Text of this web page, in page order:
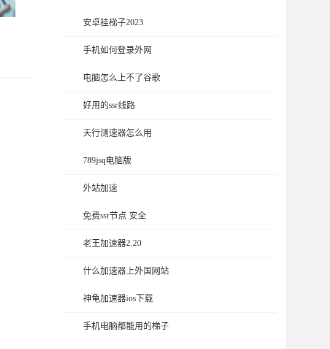
安卓挂梯子2023
手机如何登录外网
电脑怎么上不了谷歌
好用的ssr线路
天行测速器怎么用
789jsq电脑版
外站加速
免费ssr节点 安全
老王加速器2.20
什么加速器上外国网站
神龟加速器ios下载
手机电脑都能用的梯子